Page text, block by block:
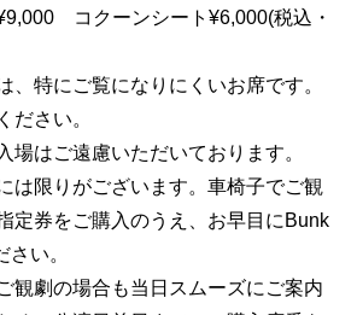
コクーンシート¥6,000(税込・
特にご覧になりにくいお席です。
ださい。
はご遠慮いただいております。
は限りがございます。車椅子でご観
定券をご購入のうえ、お早目にBunk
い。
観劇の場合も当日スムーズにご案内